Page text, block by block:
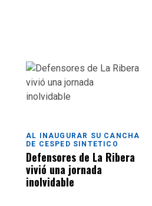
AL INAUGURAR SU CANCHA
DE CESPED SINTETICO
Defensores de La Ribera
vivió una jornada
inolvidable